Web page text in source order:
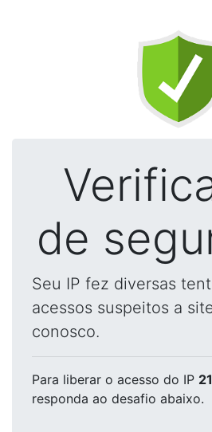
de
Seu IP fez diversas
acessos suspeitos a
conosco.
Para liberar o acesso do IP
responda ao desafio abaixo.